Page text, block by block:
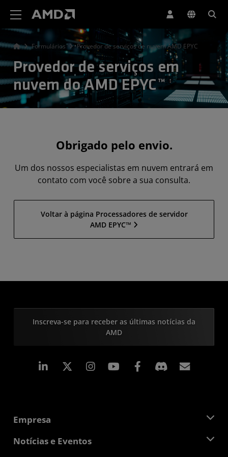
Formulários Provedor de serviços de nuvem AMD EPYC
Provedor de serviços em
nuvem do AMD EPYC™
Obrigado pelo envio.
Um dos nossos especialistas em nuvem entrará em
contato com você sobre a sua consulta.
Voltar à página Processadores de servidor
AMD EPYC™
Inscreva-se para receber as últimas notícias da
AMD
Linkedin Instagram Facebook
Empresa
Sobre a AMD
Notícias e Eventos